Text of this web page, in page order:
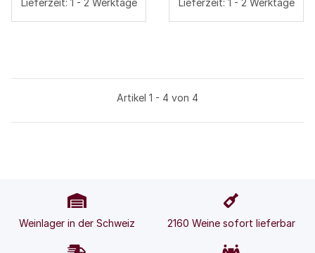
Artikel 1 - 4 von 4
Weinlager in der Schweiz 2160 Weine sofort lieferbar